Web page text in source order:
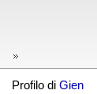
Profilo di Gien